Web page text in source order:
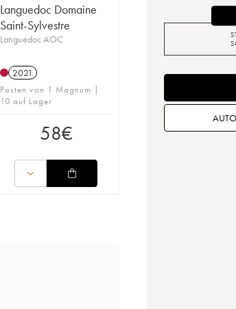
Languedoc Domaine
Saint-Sylvestre
Languedoc AOC
2021
Posten von 1 Magnum |
10 auf Lager
58€